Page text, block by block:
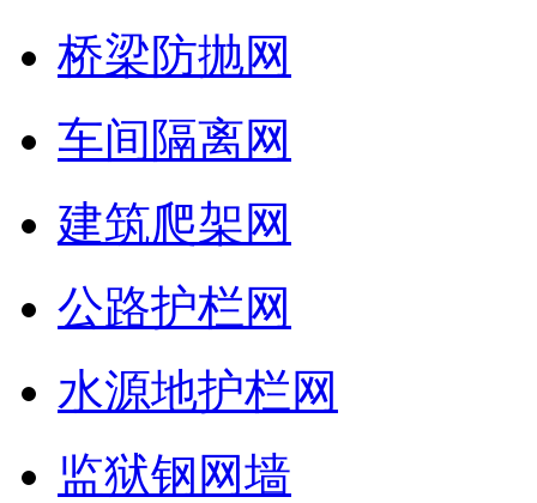
桥梁防抛网
车间隔离网
建筑爬架网
公路护栏网
水源地护栏网
监狱钢网墙